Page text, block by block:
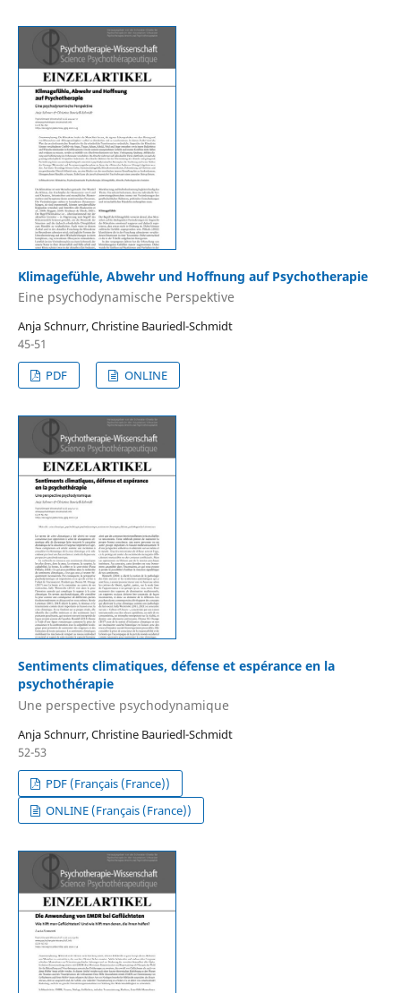
Klimagefühle, Abwehr und Hoffnung auf Psychotherapie
Eine psychodynamische Perspektive
Anja Schnurr, Christine Bauriedl-Schmidt
45-51
PDF
ONLINE
Sentiments climatiques, défense et espérance en la
psychothérapie
Une perspective psychodynamique
Anja Schnurr, Christine Bauriedl-Schmidt
52-53
PDF (Français (France))
ONLINE (Français (France))